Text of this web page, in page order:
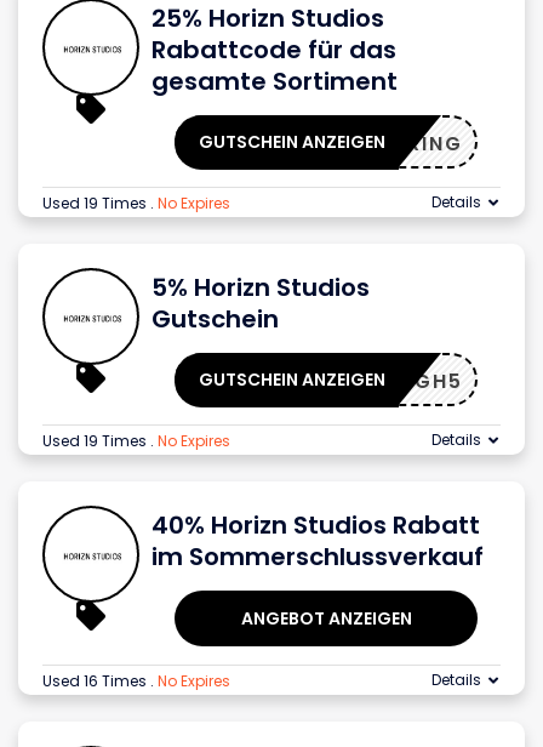
25% Horizn Studios
Rabattcode für das
gesamte Sortiment
SXSPRING
GUTSCHEIN ANZEIGEN
Used 19 Times . No Expires Details
5% Horizn Studios
Gutschein
HIGH5
GUTSCHEIN ANZEIGEN
Used 19 Times . No Expires Details
40% Horizn Studios Rabatt
im Sommerschlussverkauf
ANGEBOT ANZEIGEN
Used 16 Times . No Expires Details